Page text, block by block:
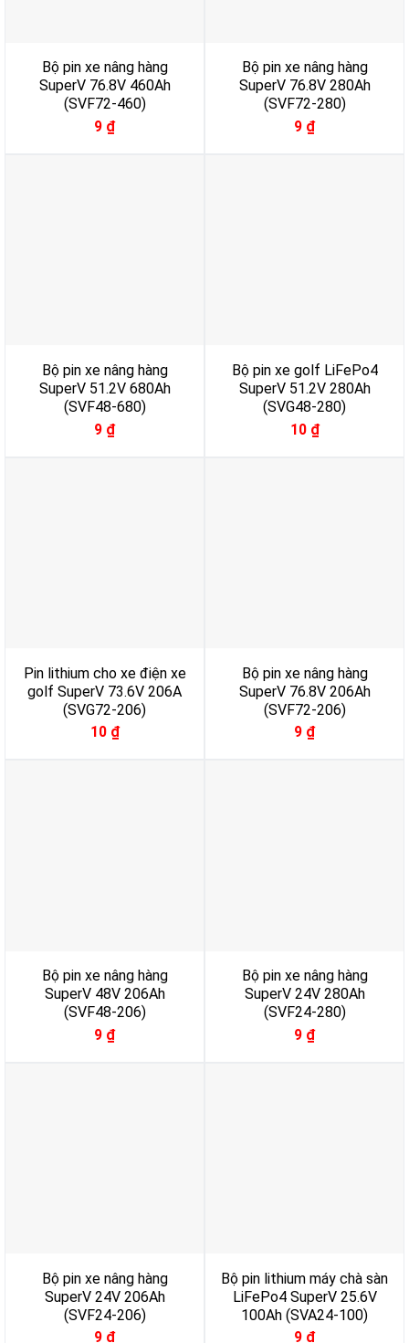
Bộ pin xe nâng hàng
SuperV 76.8V 460Ah
(SVF72-460)
9 ₫
Bộ pin xe nâng hàng
SuperV 76.8V 280Ah
(SVF72-280)
9 ₫
Bộ pin xe nâng hàng
SuperV 51.2V 680Ah
(SVF48-680)
9 ₫
Bộ pin xe golf LiFePo4
SuperV 51.2V 280Ah
(SVG48-280)
10 ₫
Pin lithium cho xe điện xe
golf SuperV 73.6V 206A
(SVG72-206)
10 ₫
Bộ pin xe nâng hàng
SuperV 76.8V 206Ah
(SVF72-206)
9 ₫
Bộ pin xe nâng hàng
SuperV 48V 206Ah
(SVF48-206)
9 ₫
Bộ pin xe nâng hàng
SuperV 24V 280Ah
(SVF24-280)
9 ₫
Bộ pin xe nâng hàng
SuperV 24V 206Ah
(SVF24-206)
9 ₫
Bộ pin lithium máy chà sàn
LiFePo4 SuperV 25.6V
100Ah (SVA24-100)
9 ₫